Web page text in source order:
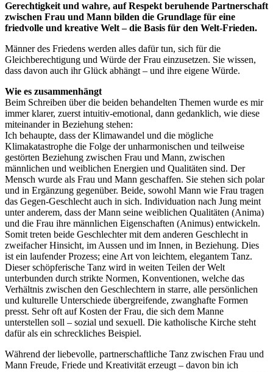
Gerechtigkeit und wahre, auf Respekt beruhende Partnerschaft
zwischen Frau und Mann bilden die Grundlage für eine
friedvolle und kreative Welt – die Basis für den Welt-Frieden.
Männer des Friedens werden alles dafür tun, sich für die
Gleichberechtigung und Würde der Frau einzusetzen. Sie wissen,
dass davon auch ihr Glück abhängt – und ihre eigene Würde.
Wie es zusammenhängt
Beim Schreiben über die beiden behandelten Themen wurde es mir
immer klarer, zuerst intuitiv-emotional, dann gedanklich, wie diese
miteinander in Beziehung stehen:
Ich behaupte, dass der Klimawandel und die mögliche
Klimakatastrophe die Folge der unharmonischen und teilweise
gestörten Beziehung zwischen Frau und Mann, zwischen
männlichen und weiblichen Energien und Qualitäten sind. Der
Mensch wurde als Frau und Mann geschaffen. Sie stehen sich polar
und in Ergänzung gegenüber. Beide, sowohl Mann wie Frau tragen
das Gegen-Geschlecht auch in sich. Individuation nach Jung meint
unter anderem, dass der Mann seine weiblichen Qualitäten (Anima)
und die Frau ihre männlichen Eigenschaften (Animus) entwickeln.
Somit treten beide Geschlechter mit dem anderen Geschlecht in
zweifacher Hinsicht, im Aussen und im Innen, in Beziehung. Dies
ist ein laufender Prozess; eine Art von leichtem, elegantem Tanz.
Dieser schöpferische Tanz wird in weiten Teilen der Welt
unterbunden durch strikte Normen, Konventionen, welche das
Verhältnis zwischen den Geschlechtern in starre, alle persönlichen
und kulturelle Unterschiede übergreifende, zwanghafte Formen
presst. Sehr oft auf Kosten der Frau, die sich dem Manne
unterstellen soll – sozial und sexuell. Die katholische Kirche steht
dafür als ein schreckliches Beispiel.
Während der liebevolle, partnerschaftliche Tanz zwischen Frau und
Mann Freude, Friede und Kreativität erzeugt – davon bin ich